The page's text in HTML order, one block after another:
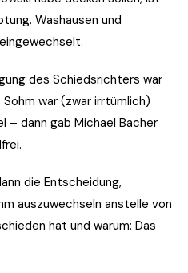
Washausen und
des Schiedsrichters war
war (zwar irrtümlich)
– dann gab Michael Bacher
die Entscheidung,
auszuwechseln anstelle von
hat und warum: Das